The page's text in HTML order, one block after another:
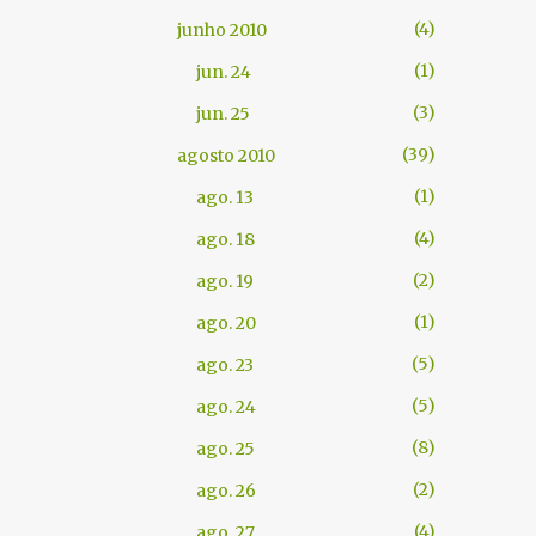
junho 2010
4
jun. 24
1
jun. 25
3
agosto 2010
39
ago. 13
1
ago. 18
4
ago. 19
2
ago. 20
1
ago. 23
5
ago. 24
5
ago. 25
8
ago. 26
2
4